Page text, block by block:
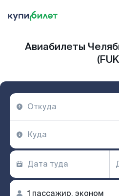
Авиабилеты